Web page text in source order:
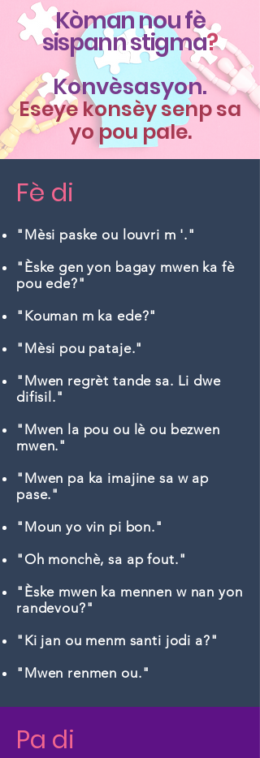
Kòman nou fè
sispann stigma?
Konvèsasyon.
Eseye konsèy senp sa
yo pou pale.
Fè di
"Mèsi paske ou louvri m '."
"Èske gen yon bagay mwen ka fè
pou ede?"
"Kouman m ka ede?"
"Mèsi pou pataje."
"Mwen regrèt tande sa. Li dwe
difisil."
"Mwen la pou ou lè ou bezwen
mwen."
"Mwen pa ka imajine sa w ap
pase."
"Moun yo vin pi bon."
"Oh monchè, sa ap fout."
"Èske mwen ka mennen w nan yon
randevou?"
"Ki jan ou menm santi jodi a?"
"Mwen renmen ou."
Pa di